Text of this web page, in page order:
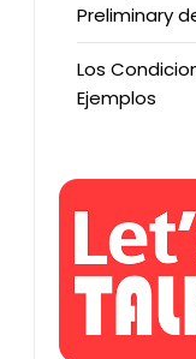
Preliminary
Los
Ejemplos